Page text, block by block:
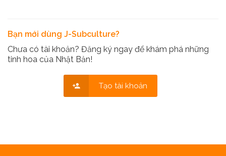
Bạn mới dùng J-Subculture?
Chưa có tài khoản? Đăng ký ngay để khám phá những
tinh hoa của Nhật Bản!
Tạo tài khoản